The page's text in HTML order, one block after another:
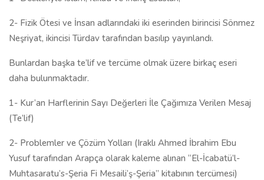
2- Fizik Ötesi ve İnsan adlarındaki iki eserinden birincisi Sönmez
Neşriyat, ikincisi Türdav tarafından basılıp yayınlandı.
Bunlardan başka te’lif ve tercüme olmak üzere birkaç eseri
daha bulunmaktadır.
1- Kur’an Harflerinin Sayı Değerleri İle Çağımıza Verilen Mesaj
(Te’lif)
2- Problemler ve Çözüm Yolları (Iraklı Ahmed İbrahim Ebu
Yusuf tarafından Arapça olarak kaleme alınan “El-İcabatü’l-
Muhtasaratu’s-Şeria Fi Mesaili’ş-Şeria” kitabının tercümesi)